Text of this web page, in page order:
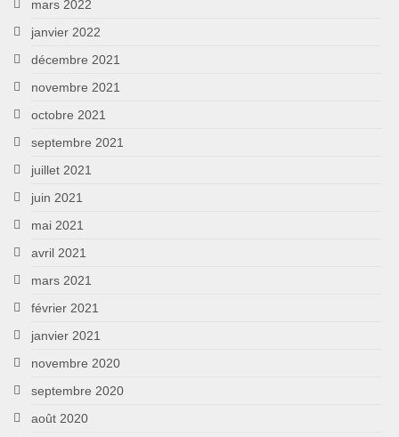
mars 2022
janvier 2022
décembre 2021
novembre 2021
octobre 2021
septembre 2021
juillet 2021
juin 2021
mai 2021
avril 2021
mars 2021
février 2021
janvier 2021
novembre 2020
septembre 2020
août 2020